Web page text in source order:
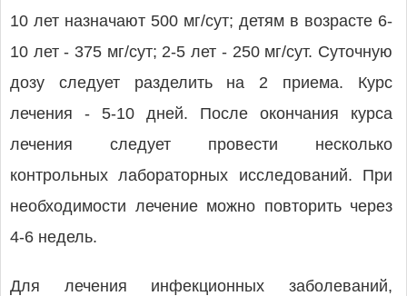
10 лет назначают 500 мг/сут; детям в возрасте 6-
10 лет - 375 мг/сут; 2-5 лет - 250 мг/сут. Суточную
дозу следует разделить на 2 приема. Курс
лечения - 5-10 дней. После окончания курса
лечения следует провести несколько
контрольных лабораторных исследований. При
необходимости лечение можно повторить через
4-6 недель.
Для лечения инфекционных заболеваний,